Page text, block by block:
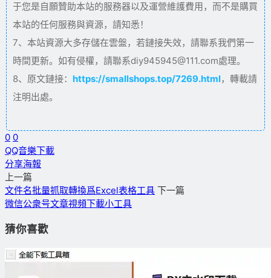
于您是自願贊助本站的服務器以及運營維護費用，而不是購買
本站的任何服務與資源，請知悉！
7、本站資源大多存儲在雲盤，若鏈接失效，請聯系我們第一
時間更新。如有侵權，請聯系diy945945@111.com處理。
8、原文鏈接： https://smallshops.top/7269.html，轉載請
注明出處。
0 0
QQ音樂下載
分享海報
上一篇
文件名批量抓取轉換爲Excel表格工具 下一篇
微信公衆号文章視頻下載小工具
猜你喜歡